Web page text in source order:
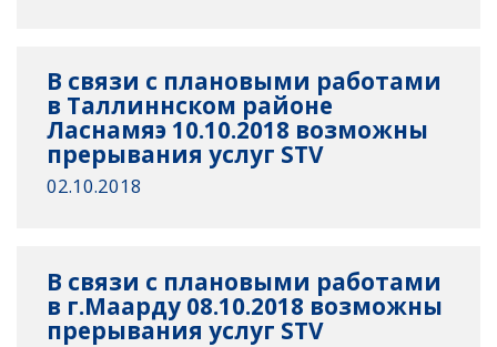
В связи с плановыми работами
в Таллиннском районе
Ласнамяэ 10.10.2018 возможны
прерывания услуг STV
02.10.2018
В связи с плановыми работами
в г.Маарду 08.10.2018 возможны
прерывания услуг STV